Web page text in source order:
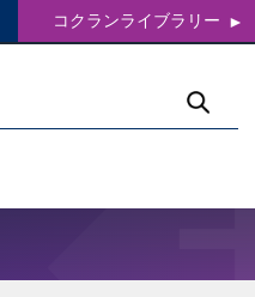
コクランライブラリー